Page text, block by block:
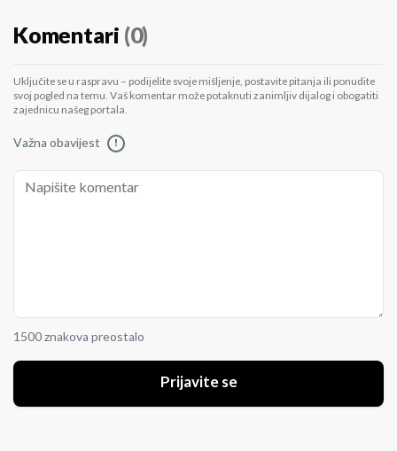
Komentari (0)
Uključite se u raspravu – podijelite svoje mišljenje, postavite pitanja ili ponudite
svoj pogled na temu. Vaš komentar može potaknuti zanimljiv dijalog i obogatiti
zajednicu našeg portala.
Važna obavijest !
1500 znakova preostalo
Prijavite se